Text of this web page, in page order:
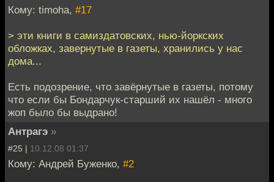
Кому: timoha, #17
> эти книги в самиздатовских, нью-йоркских
обложках, завернутые в газеты, хранились у нас
дома...
Есть подозрение, что завёрнутые в газеты, потому
что если бы Бондарчук-старший их нашёл - много
жоп было бы выдрано!
Антрагэ »
#25 | 10.12.08 01:37
Кому: Андрей Буженко, #2